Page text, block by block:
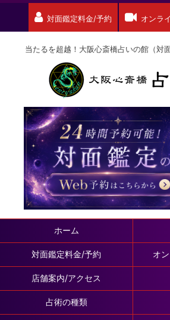
対面鑑定料金/予約 オンラ
当たるを超越！大阪心斎橋占いの館（対
ホーム
対面鑑定料金/予約 オ
店舗案内/アクセス
占術の種類